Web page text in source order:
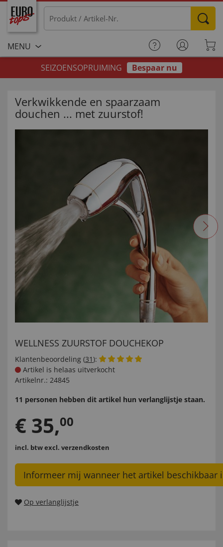
MENU
SEIZOENSOPRUIMING
Bespaar nu
Verkwikkende en spaarzaam
douchen ... met zuurstof!
WELLNESS ZUURSTOF DOUCHEKOP
Klantenbeoordeling (31):
Artikel is helaas uitverkocht
Artikelnr.: 24845
11 personen hebben dit artikel hun verlanglijstje staan.
€ 35,00
incl. btwexcl. verzendkosten
Informeer mij wanneer het artikel beschikbaar
Op verlanglijstje